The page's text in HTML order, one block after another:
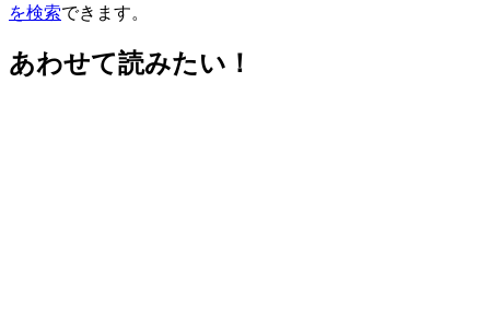
を検索できます。
あわせて読みたい！